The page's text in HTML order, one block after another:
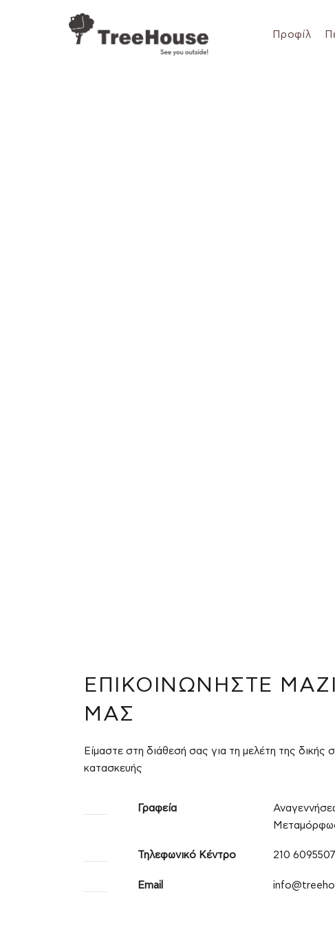
Προφίλ
ΕΠΙΚΟΙΝΩΝΉΣΤΕ ΜΑΖΊ
ΜΑΣ
Είμαστε στη διάθεσή σας για τη μελέτη της δικής
κατασκευής
Γραφεία
Τηλεφωνικό Κέντρο 210 6095507
Email